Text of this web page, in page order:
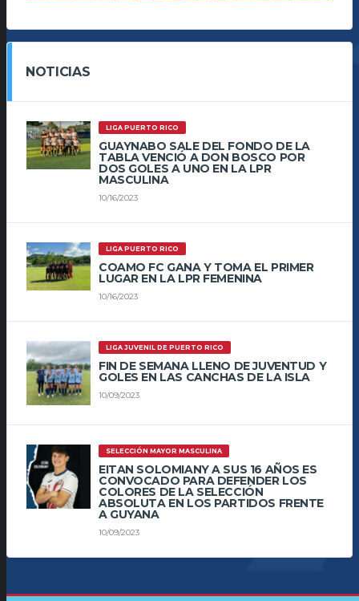
NOTICIAS
LIGA PUERTO RICO
GUAYNABO SALE DEL FONDO DE LA
TABLA VENCIÓ A DON BOSCO POR
DOS GOLES A UNO EN LA LPR
MASCULINA
10/16/2023
LIGA PUERTO RICO
COAMO FC GANA Y TOMA EL PRIMER
LUGAR EN LA LPR FEMENINA
10/16/2023
LIGA JUVENIL DE PUERTO RICO
FIN DE SEMANA LLENO DE JUVENTUD Y
GOLES EN LAS CANCHAS DE LA ISLA
10/09/2023
SELECCIÓN MAYOR MASCULINA
EITAN SOLOMIANY A SUS 16 AÑOS ES
CONVOCADO PARA DEFENDER LOS
COLORES DE LA SELECCIÓN
ABSOLUTA EN LOS PARTIDOS FRENTE
A GUYANA
10/09/2023